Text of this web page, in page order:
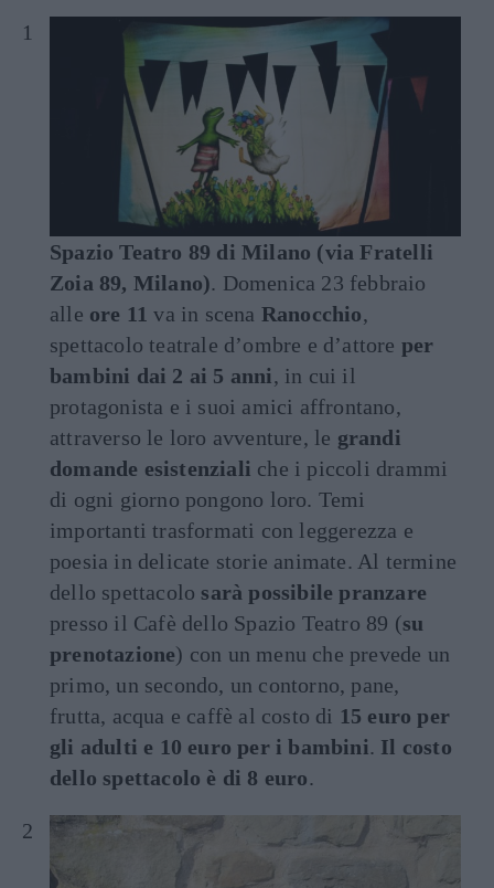
Spazio Teatro 89 di Milano (via Fratelli
Zoia 89, Milano). Domenica 23 febbraio
alle ore 11 va in scena Ranocchio,
spettacolo teatrale d’ombre e d’attore per
bambini dai 2 ai 5 anni, in cui il
protagonista e i suoi amici affrontano,
attraverso le loro avventure, le grandi
domande esistenziali che i piccoli drammi
di ogni giorno pongono loro. Temi
importanti trasformati con leggerezza e
poesia in delicate storie animate. Al termine
dello spettacolo sarà possibile pranzare
presso il Cafè dello Spazio Teatro 89 (su
prenotazione) con un menu che prevede un
primo, un secondo, un contorno, pane,
frutta, acqua e caffè al costo di 15 euro per
gli adulti e 10 euro per i bambini. Il costo
dello spettacolo è di 8 euro.